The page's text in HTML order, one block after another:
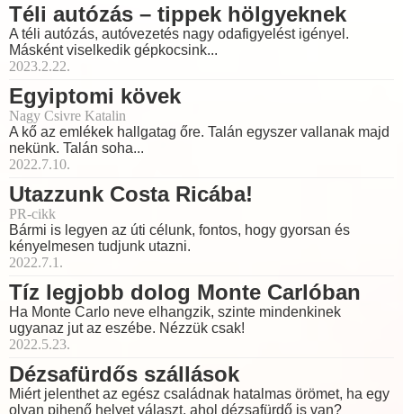
Téli autózás – tippek hölgyeknek
A téli autózás, autóvezetés nagy odafigyelést igényel.
Másként viselkedik gépkocsink...
2023.2.22.
Egyiptomi kövek
Nagy Csivre Katalin
A kő az emlékek hallgatag őre. Talán egyszer vallanak majd
nekünk. Talán soha...
2022.7.10.
Utazzunk Costa Ricába!
PR-cikk
Bármi is legyen az úti célunk, fontos, hogy gyorsan és
kényelmesen tudjunk utazni.
2022.7.1.
Tíz legjobb dolog Monte Carlóban
Ha Monte Carlo neve elhangzik, szinte mindenkinek
ugyanaz jut az eszébe. Nézzük csak!
2022.5.23.
Dézsafürdős szállások
Miért jelenthet az egész családnak hatalmas örömet, ha egy
olyan pihenő helyet választ, ahol dézsafürdő is van?